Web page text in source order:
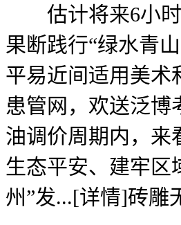
估计将来6小时
果断践行“绿水青
平易近间适用美术
患管网，欢送泛博
油调价周期内，来
生态平安、建牢区
州”发...[详情]砖雕